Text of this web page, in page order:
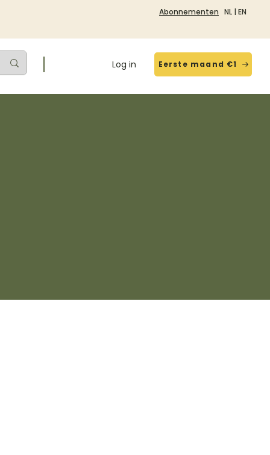
Abonnementen NL | EN
Log in Eerste maand €1